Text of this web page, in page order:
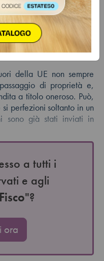
della UE non sempre
di proprietà e,
a titolo oneroso. Può,
perfezioni soltanto in un
sono già stati inviati in
a tutti i
e agli
Fisco"?
ora